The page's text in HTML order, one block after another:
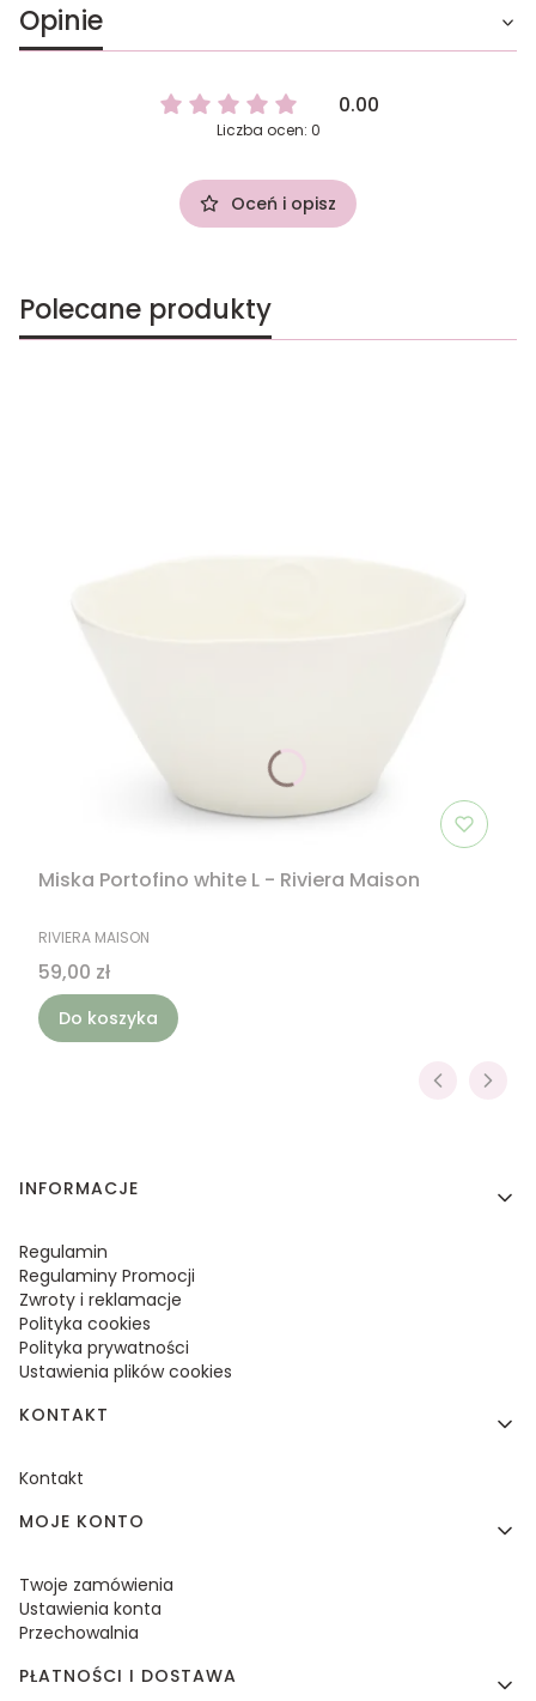
Opinie
0.00
Liczba ocen: 0
Oceń i opisz
Polecane produkty
Miska Portofino white L - Riviera Maison
PRODUCENT
RIVIERA MAISON
Cena
59,00 zł
Do koszyka
Linki w stopce
INFORMACJE
Regulamin
Regulaminy Promocji
Zwroty i reklamacje
Polityka cookies
Polityka prywatności
Ustawienia plików cookies
KONTAKT
Kontakt
MOJE KONTO
Twoje zamówienia
Ustawienia konta
Przechowalnia
PŁATNOŚCI I DOSTAWA